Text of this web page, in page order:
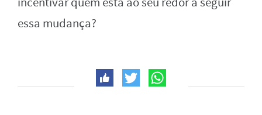
essa mudança?